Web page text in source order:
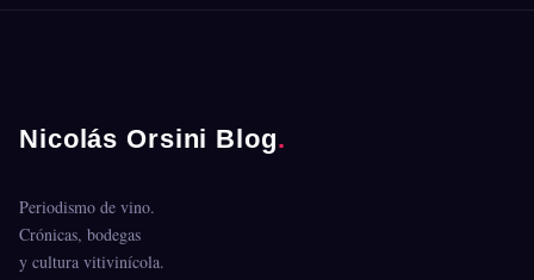
Nicolás Orsini Blog.
Periodismo de vino.
Crónicas, bodegas
y cultura vitivinícola.